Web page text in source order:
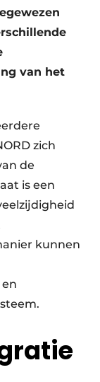
van het
zich
de
is een
kunnen